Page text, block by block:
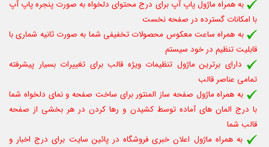
به همراه ماژول پاپ آپ برای درج محتوای دلخواه به صورت پنجره پاپ آپ
با امکانات گسترده در صفحه نخست
به همراه ساعت معکوس محصولات تخفیفی شما به صورت ثانیه شماری با
قابلیت تنظیم در خود سیستم
دارای برترین ماژول تنظیمات ویژه قالب برای تغییرات بسیار پیشرفته
تمامی عناصر قالب
به همراه ماژول صفحه ساز المنتور برای ساخت صفحه و نمای دلخواه شما
با درج المان های آماده توسط کشیدن و رها کردن در هر بخشی از صفحه
قالب شما
به همراهماژول اعلان خبری فروشگاه در پائین سایت برای درج اخبار و